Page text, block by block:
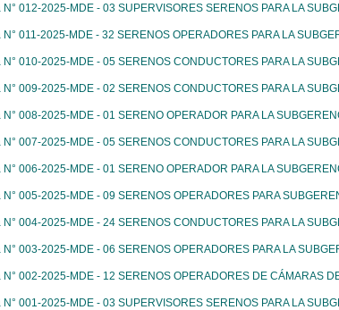
012-2025-MDE - 03 SUPERVISORES SERENOS PARA LA
011-2025-MDE - 32 SERENOS OPERADORES PARA LA
010-2025-MDE - 05 SERENOS CONDUCTORES PARA LA
009-2025-MDE - 02 SERENOS CONDUCTORES PARA LA
008-2025-MDE - 01 SERENO OPERADOR PARA LA
007-2025-MDE - 05 SERENOS CONDUCTORES PARA LA
006-2025-MDE - 01 SERENO OPERADOR PARA LA
005-2025-MDE - 09 SERENOS OPERADORES PARA
004-2025-MDE - 24 SERENOS CONDUCTORES PARA LA
003-2025-MDE - 06 SERENOS OPERADORES PARA LA
002-2025-MDE - 12 SERENOS OPERADORES DE CÁMARAS
001-2025-MDE - 03 SUPERVISORES SERENOS PARA LA